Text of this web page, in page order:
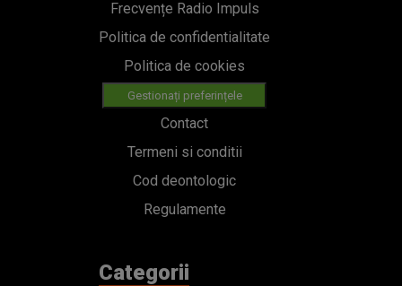
Frecvențe Radio Impuls
Politica de confidentialitate
Politica de cookies
Gestionați preferințele
Contact
Termeni si conditii
Cod deontologic
Regulamente
Categorii